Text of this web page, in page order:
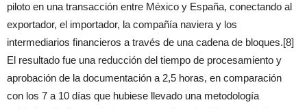
piloto en una transacción entre México y España, conectando al
exportador, el importador, la compañía naviera y los
intermediarios financieros a través de una cadena de bloques.[8]
El resultado fue una reducción del tiempo de procesamiento y
aprobación de la documentación a 2,5 horas, en comparación
con los 7 a 10 días que hubiese llevado una metodología